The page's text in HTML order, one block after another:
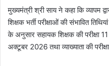
मुख्यमंत्री श्री साय ने कहा कि व्यापम
शिक्षक भर्ती परीक्षाओं की संभावित
के अनुसार सहायक शिक्षक की परीक्षा
अक्टूबर 2026 तथा व्याख्याता की